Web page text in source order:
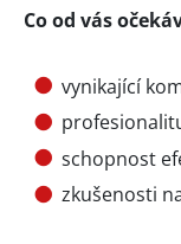
Co od vás
vynikající
schopnost
zkušenosti